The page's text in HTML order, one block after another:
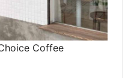
Coffee